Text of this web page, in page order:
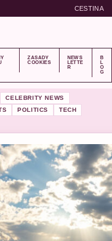
CESTINA
ZASADY
COOKIES
NEWS
LETTE
R
B
L
O
G
CELEBRITY NEWS
POLITICS
TECH